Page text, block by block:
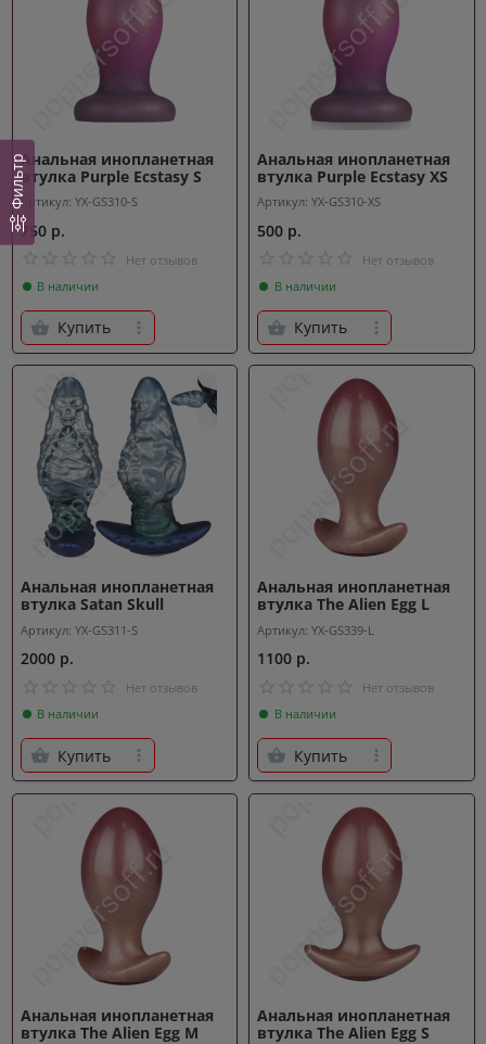
ФильтрАнальная инопланетная
втулка Purple Ecstasy S
Артикул: YX-GS310-S
750 р.
Нет отзывов
В наличии
Купить
Анальная инопланетная
втулка Purple Ecstasy XS
Артикул: YX-GS310-XS
500 р.
Нет отзывов
В наличии
Купить
Анальная инопланетная
втулка Satan Skull
Артикул: YX-GS311-S
2000 р.
Нет отзывов
В наличии
Купить
Анальная инопланетная
втулка The Alien Egg L
Артикул: YX-GS339-L
1100 р.
Нет отзывов
В наличии
Купить
Анальная инопланетная
втулка The Alien Egg M
Анальная инопланетная
втулка The Alien Egg S